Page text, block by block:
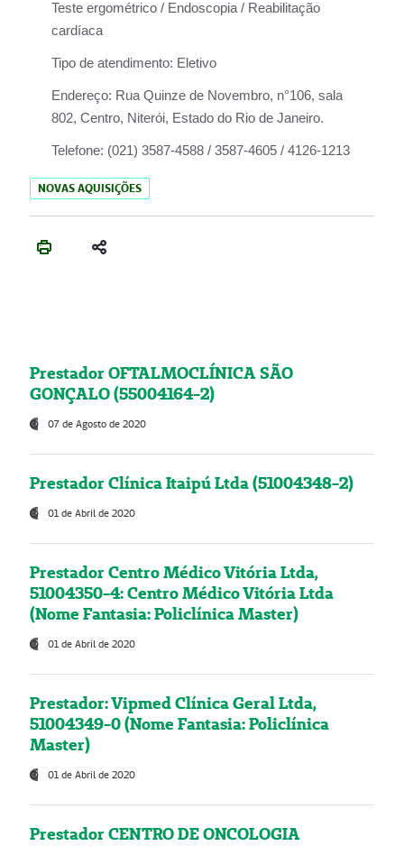
Teste ergométrico / Endoscopia / Reabilitação
cardíaca
Tipo de atendimento: Eletivo
Endereço: Rua Quinze de Novembro, n°106, sala
802, Centro, Niterói, Estado do Rio de Janeiro.
Telefone: (021) 3587-4588 / 3587-4605 / 4126-1213
NOVAS AQUISIÇÕES
Prestador OFTALMOCLÍNICA SÃO
GONÇALO (55004164-2)
07 de Agosto de 2020
Prestador Clínica Itaipú Ltda (51004348-2)
01 de Abril de 2020
Prestador Centro Médico Vitória Ltda,
51004350-4: Centro Médico Vitória Ltda
(Nome Fantasia: Policlínica Master)
01 de Abril de 2020
Prestador: Vipmed Clínica Geral Ltda,
51004349-0 (Nome Fantasia: Policlínica
Master)
01 de Abril de 2020
Prestador CENTRO DE ONCOLOGIA